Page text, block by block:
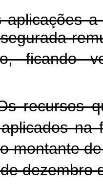
a
ficando
recursos
na
montante
dezembro